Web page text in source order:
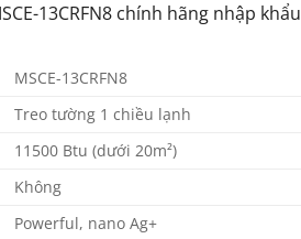
13CRFN8 chính hãng nhập khẩu
MSCE-13CRFN8
Treo tường 1 chiều lạnh
11500 Btu (dưới 20m²)
Không
Powerful, nano Ag+